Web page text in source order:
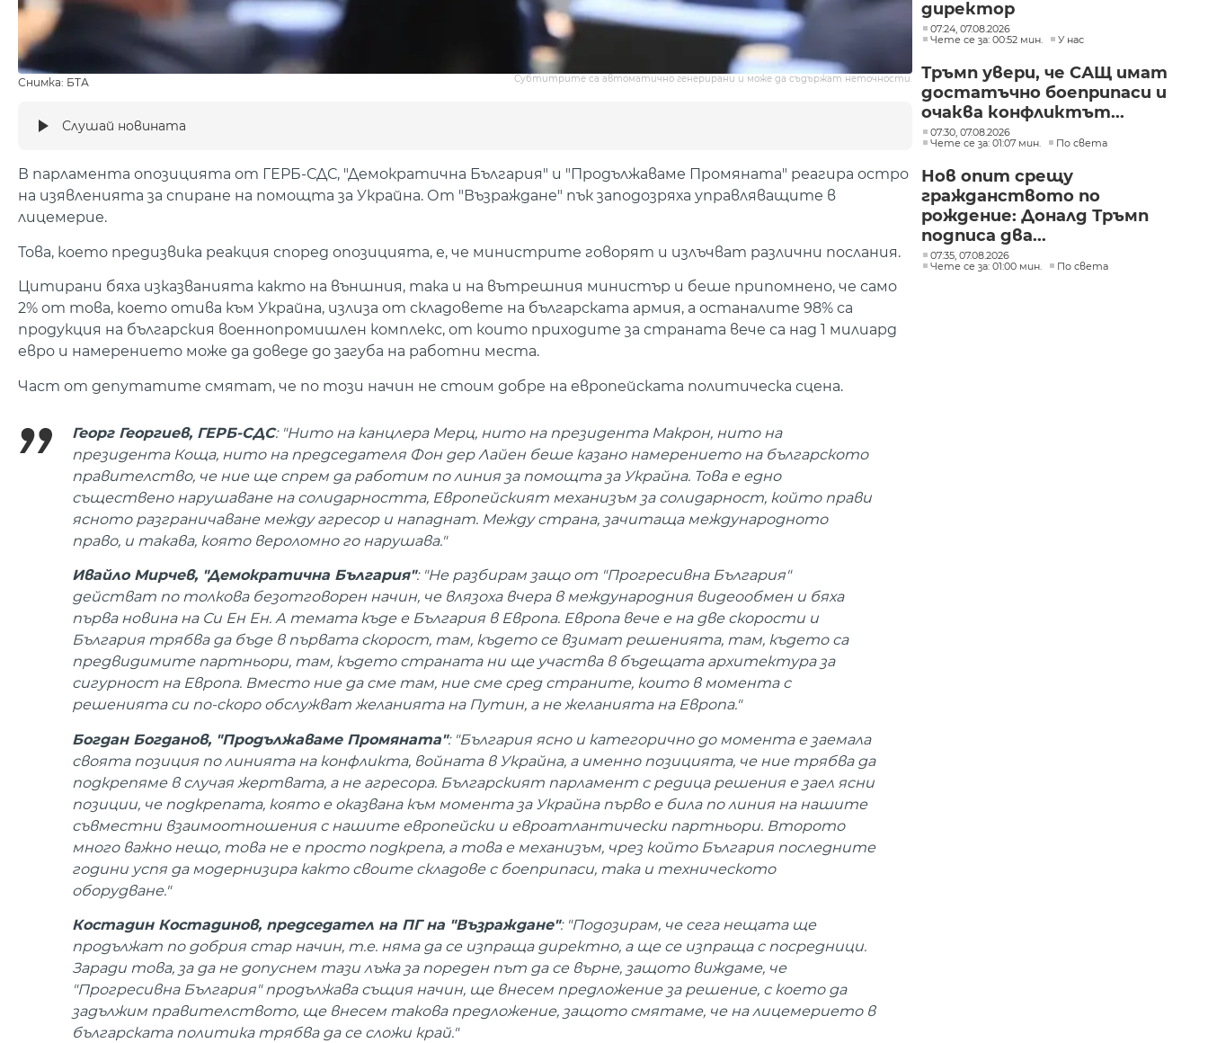
Снимка: БТА Субтитрите са автоматично генерирани и може да съдържат неточности.
Слушай новината
В парламента опозицията от ГЕРБ-СДС, "Демократична България" и "Продължаваме Промяната" реагира остро
на изявленията за спиране на помощта за Украйна. От "Възраждане" пък заподозряха управляващите в
лицемерие.
Това, което предизвика реакция според опозицията, е, че министрите говорят и излъчват различни послания.
Цитирани бяха изказванията както на външния, така и на вътрешния министър и беше припомнено, че само
2% от това, което отива към Украйна, излиза от складовете на българската армия, а останалите 98% са
продукция на българския военнопромишлен комплекс, от които приходите за страната вече са над 1 милиард
евро и намерението може да доведе до загуба на работни места.
Част от депутатите смятат, че по този начин не стоим добре на европейската политическа сцена.
Георг Георгиев, ГЕРБ-СДС: "Нито на канцлера Мерц, нито на президента Макрон, нито на
президента Коща, нито на председателя Фон дер Лайен беше казано намерението на българското
правителство, че ние ще спрем да работим по линия за помощта за Украйна. Това е едно
съществено нарушаване на солидарността, Европейският механизъм за солидарност, който прави
ясното разграничаване между агресор и нападнат. Между страна, зачитаща международното
право, и такава, която вероломно го нарушава."
Ивайло Мирчев, "Демократична България": "Не разбирам защо от "Прогресивна България"
действат по толкова безотговорен начин, че влязоха вчера в международния видеообмен и бяха
първа новина на Си Ен Ен. А темата къде е България в Европа. Европа вече е на две скорости и
България трябва да бъде в първата скорост, там, където се взимат решенията, там, където са
предвидимите партньори, там, където страната ни ще участва в бъдещата архитектура за
сигурност на Европа. Вместо ние да сме там, ние сме сред страните, които в момента с
решенията си по-скоро обслужват желанията на Путин, а не желанията на Европа."
Богдан Богданов, "Продължаваме Промяната": "България ясно и категорично до момента е заемала
своята позиция по линията на конфликта, войната в Украйна, а именно позицията, че ние трябва да
подкрепяме в случая жертвата, а не агресора. Българският парламент с редица решения е заел ясни
позиции, че подкрепата, която е оказвана към момента за Украйна първо е била по линия на нашите
съвместни взаимоотношения с нашите европейски и евроатлантически партньори. Второто
много важно нещо, това не е просто подкрепа, а това е механизъм, чрез който България последните
години успя да модернизира както своите складове с боеприпаси, така и техническото
оборудване."
Костадин Костадинов, председател на ПГ на "Възраждане": "Подозирам, че сега нещата ще
продължат по добрия стар начин, т.е. няма да се изпраща директно, а ще се изпраща с посредници.
Заради това, за да не допуснем тази лъжа за пореден път да се върне, защото виждаме, че
"Прогресивна България" продължава същия начин, ще внесем предложение за решение, с което да
задължим правителството, ще внесем такова предложение, защото смятаме, че на лицемерието в
българската политика трябва да се сложи край."
директор
07:24, 07.08.2026
Чете се за: 00:52 мин.
У нас
Тръмп увери, че САЩ имат
достатъчно боеприпаси и
очаква конфликтът...
07:30, 07.08.2026
Чете се за: 01:07 мин.
По света
Нов опит срещу
гражданството по
рождение: Доналд Тръмп
подписа два...
07:35, 07.08.2026
Чете се за: 01:00 мин.
По света